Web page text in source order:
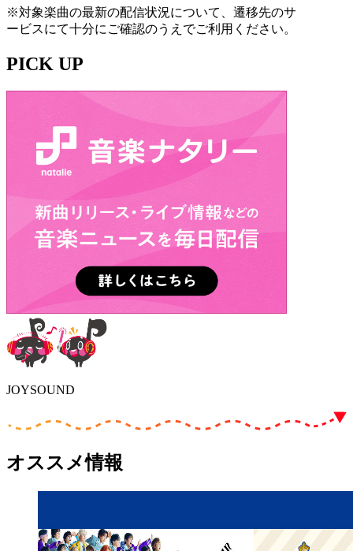
※対象楽曲の最新の配信状況について、遷移先のサ
ービスにて十分にご確認のうえでご利用ください。
PICK UP
JOYSOUND
オススメ情報